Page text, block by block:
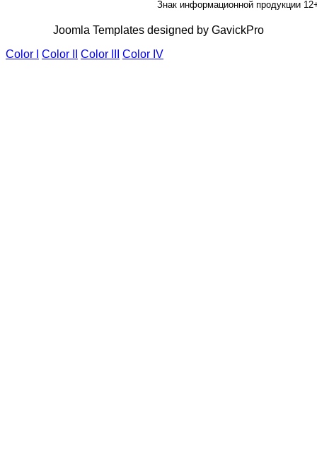
Знак информационной продукции
Joomla Templates designed by GavickPro
Color I
Color II Color III Color IV